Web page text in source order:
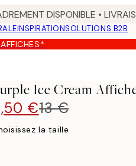
DISPONIBLE •
INSPIRATIONSOLUTIONS B2B
Ice Cream
€13 €
la taille